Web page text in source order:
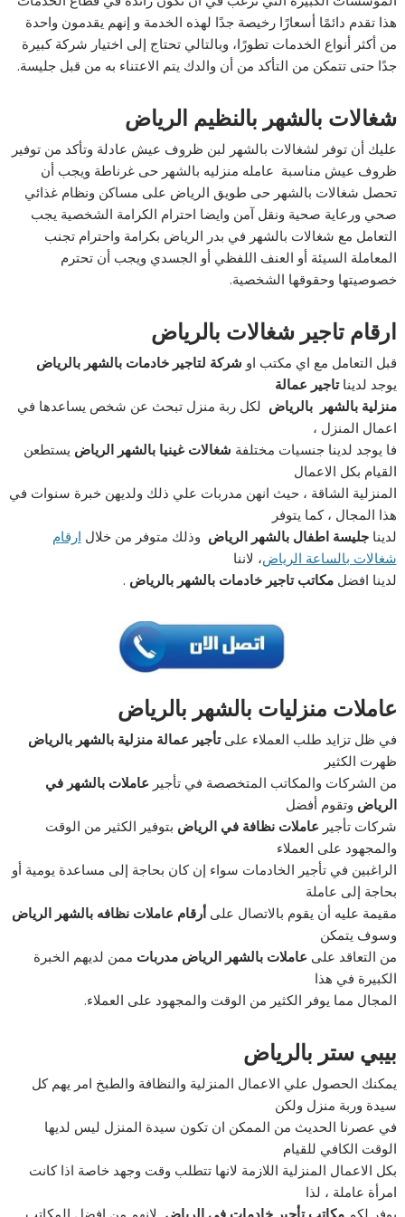
هذا تقدم دائمًا أسعارًا رخيصة جدًا لهذه الخدمة و إنهم يقدمون واحدة
من أكثر أنواع الخدمات تطورًا، وبالتالي تحتاج إلى اختيار شركة كبيرة
جدًا حتى تتمكن من التأكد من أن والدك يتم الاعتناء به من قبل جليسة.
شغالات بالشهر بالنظيم الرياض
عليك أن توفر لشغالات بالشهر لبن ظروف عيش عادلة وتأكد من توفير
ظروف عيش مناسبة عامله منزليه بالشهر حى غرناطة ويجب أن
تحصل شغالات بالشهر حى طويق الرياض على مساكن ونظام غذائي
صحي ورعاية صحية ونقل آمن وايضا احترام الكرامة الشخصية يجب
التعامل مع شغالات بالشهر في بدر الرياض بكرامة واحترام تجنب
المعاملة السيئة أو العنف اللفظي أو الجسدي ويجب أن تحترم
خصوصيتها وحقوقها الشخصية.
ارقام تاجير شغالات بالرياض
قبل التعامل مع اي مكتب او شركة لتاجير خادمات بالشهر بالرياض
يوجد لديناتاجير عمالة
منزلية بالشهر
بالرياض لكل ربة منزل تبحث عن شخص يساعدها في
اعمال المنزل ،
فا يوجد لدينا جنسيات مختلفة شغالات غينيا بالشهر الرياض يستطعن
القيام بكل الاعمال
المنزلية الشاقة ، حيث انهن مدربات علي ذلك ولديهن خبرة سنوات في
هذا المجال ، كما يتوفر
لديناجليسة اطفال بالشهر الرياض وذلك متوفر من خلال ارقام
شغالات بالساعة الرياض، لاننا
لدينا افضلمكاتب تاجير خادمات بالشهر بالرياض .
عاملات منزليات بالشهر بالرياض
في ظل تزايد طلب العملاء علىتأجير عمالة منزلية بالشهر بالرياض
ظهرت الكثير
من الشركات والمكاتب المتخصصة في تأجير عاملات بالشهر في
الرياض وتقوم أفضل
شركات تأجير عاملات نظافة في الرياض بتوفير الكثير من الوقت
والمجهود على العملاء
الراغبين في تأجير الخادمات سواء إن كان بحاجة إلى مساعدة يومية أو
بحاجة إلى عاملة
مقيمة عليه أن يقوم بالاتصال علىأرقام عاملات نظافه بالشهر الرياض
وسوف يتمكن
من التعاقد على عاملات بالشهر الرياض مدربات ممن لديهم الخبرة
الكبيرة في هذا
المجال مما يوفر الكثير من الوقت والمجهود على العملاء.
بيبي ستر بالرياض
يمكنك الحصول علي الاعمال المنزلية والنظافة والطبخ امر يهم كل
سيدة وربة منزل ولكن
في عصرنا الحديث من الممكن ان تكون سيدة المنزل ليس لديها
الوقت الكافي للقيام
بكل الاعمال المنزلية اللازمة لانها تتطلب وقت وجهد خاصة اذا كانت
امرأة عاملة ، لذا
يوفر لكممكاتب تأجير خادمات في الرياض لانهم من افضل المكاتب